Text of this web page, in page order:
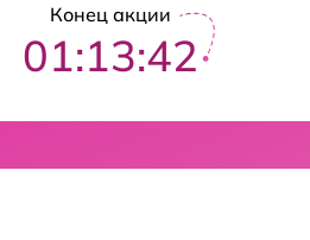
Конец акции
01:13:42